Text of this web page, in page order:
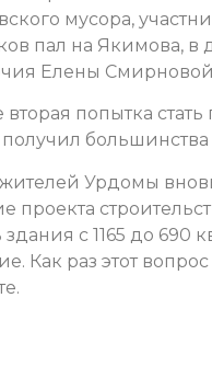
мусора,
пал на Якимова, в
Елены
попытка стать
большинства
Урдомы
проекта
с 1165 до 690
Как раз этот